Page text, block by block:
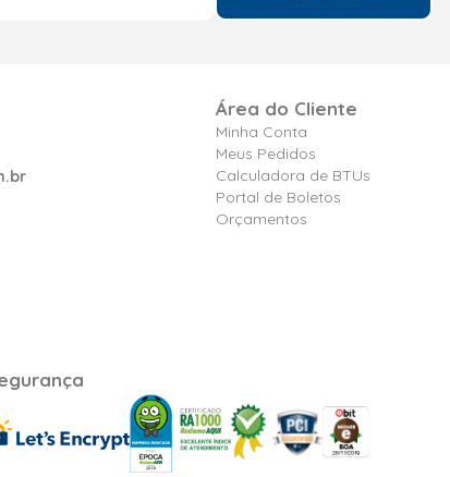
Área do Cliente
Minha Conta
Meus Pedidos
Calculadora de BTUs
Portal de Boletos
Orçamentos